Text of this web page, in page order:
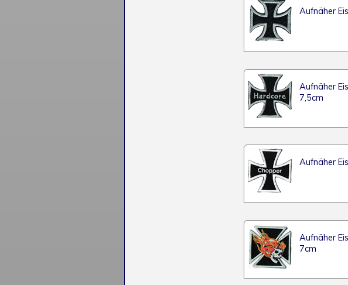
Aufnäher
Aufnäher
7,5cm
Aufnäher
Aufnäher
7cm